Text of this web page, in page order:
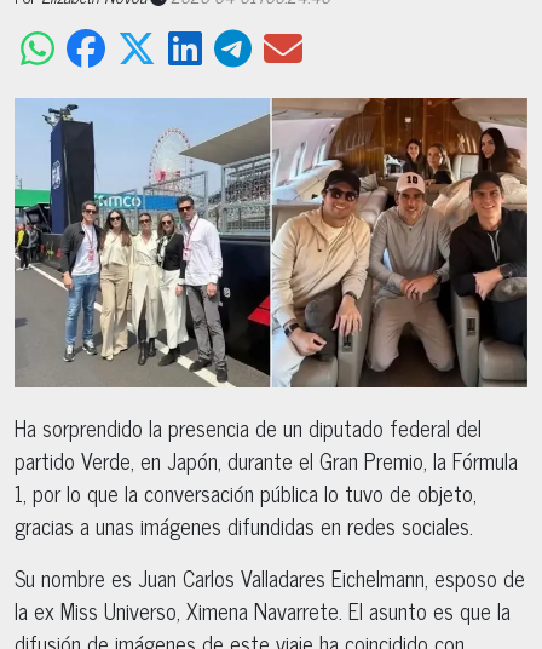
Ha sorprendido la presencia de un diputado federal del
partido Verde, en Japón, durante el Gran Premio, la Fórmula
1, por lo que la conversación pública lo tuvo de objeto,
gracias a unas imágenes difundidas en redes sociales.
Su nombre es Juan Carlos Valladares Eichelmann, esposo de
la ex Miss Universo, Ximena Navarrete. El asunto es que la